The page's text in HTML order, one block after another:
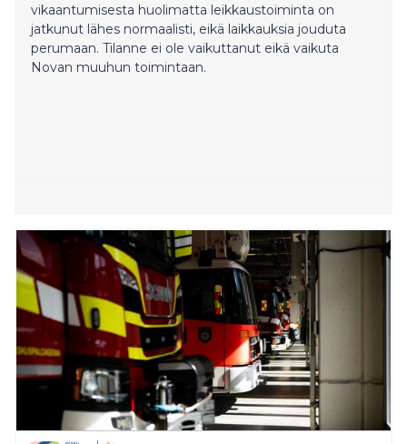
vikaantumisesta huolimatta leikkaustoiminta on
jatkunut lähes normaalisti, eikä laikkauksia jouduta
perumaan. Tilanne ei ole vaikuttanut eikä vaikuta
Novan muuhun toimintaan.